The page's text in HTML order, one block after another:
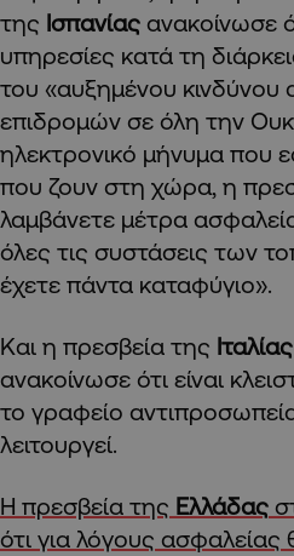
της Ισπανίας ανακοίνωσε
υπηρεσίες κατά τη
του «αυξημένου κινδύνου
επιδρομών σε όλη την
ηλεκτρονικό μήνυμα που
που ζουν στη χώρα, η
λαμβάνετε μέτρα
όλες τις συστάσεις των
έχετε πάντα καταφύγιο».
Και η πρεσβεία της Ιταλίας
ανακοίνωσε ότι είναι
το γραφείο
λειτουργεί.
Η πρεσβεία της Ελλάδας
ότι για λόγους ασφαλείας